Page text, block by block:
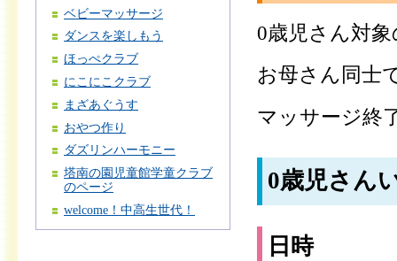
ベビーマッサージ
ダンスを楽しもう
ほっぺクラブ
にこにこクラブ
まざあぐうす
おやつ作り
ダズリンハーモニー
塔南の園児童館学童クラブ
のページ
welcome！中高生世代！
0歳児さん対
お母さん同士
マッサージ終
0歳児さん
日時